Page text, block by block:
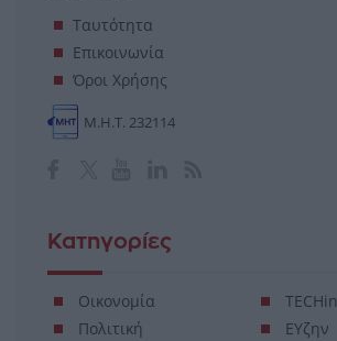
Ταυτότητα
Επικοινωνία
Όροι Χρήσης
Μ.Η.Τ. 232114
Κατηγορίες
Οικονομία
Πολιτική
TECHin
ΕΥζην